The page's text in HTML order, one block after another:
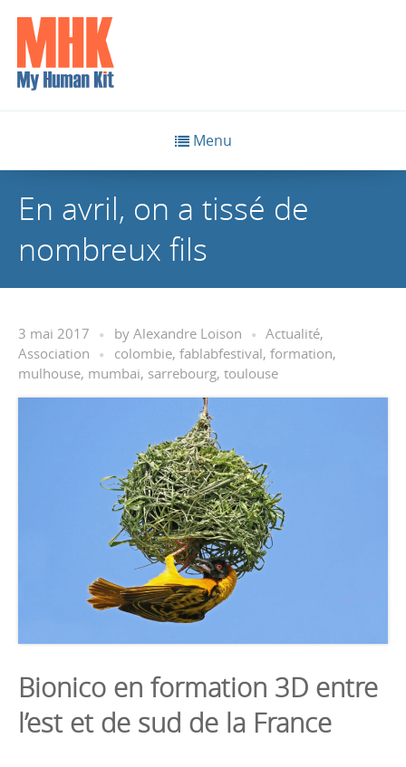
Menu
En avril, on a tissé de
nombreux fils
3 mai 2017 by Alexandre Loison Actualité,
Association
colombie, fablabfestival, formation,
mulhouse, mumbai, sarrebourg, toulouse
Bionico en formation 3D entre
l’est et de sud de la France